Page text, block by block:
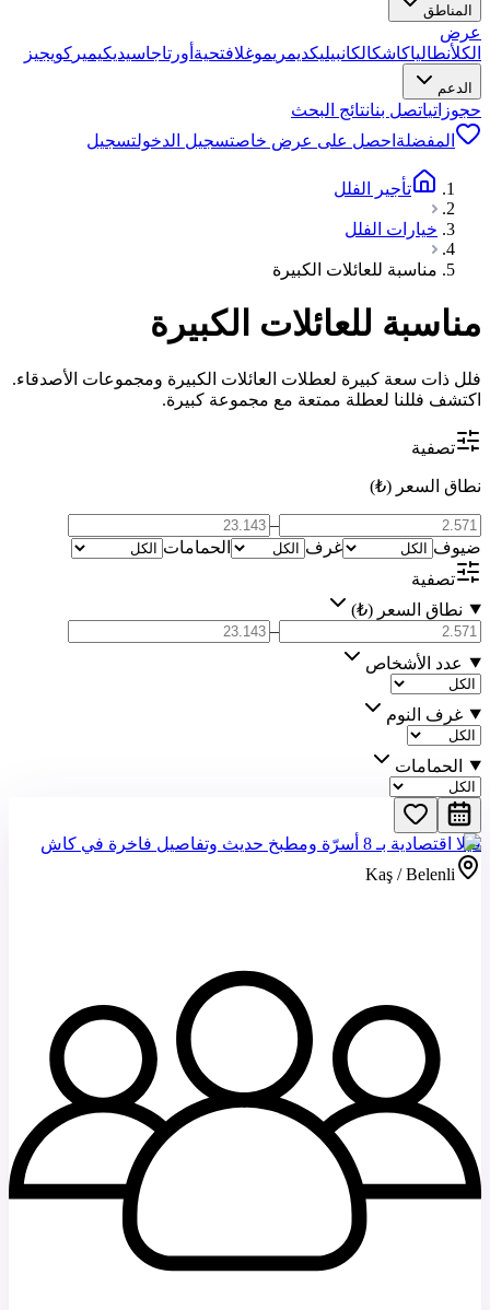
المناطق
عرض
الكلأنطالياكاشكالكانبيليكديمريموغلافتحية أورتاجاسيديكيمير كويجيز
الدعم
حجوزاتياتصل بنانتائج البحث
المفضلة احصل على عرض خاصتسجيل الدخولتسجيل
تأجير الفلل
خيارات الفلل
مناسبة للعائلات الكبيرة
مناسبة للعائلات الكبيرة
فلل ذات سعة كبيرة لعطلات العائلات الكبيرة ومجموعات الأصدقاء.
اكتشف فللنا لعطلة ممتعة مع مجموعة كبيرة.
تصفية
نطاق السعر (₺)
–
ضيوف
غرف
الحمامات
تصفية
نطاق السعر (₺)
–
عدد الأشخاص
غرف النوم
الحمامات
فيلا اقتصادية بـ 8 أسرّة ومطبخ حديث وتفاصيل فاخرة في كاش
Kaş / Belenli